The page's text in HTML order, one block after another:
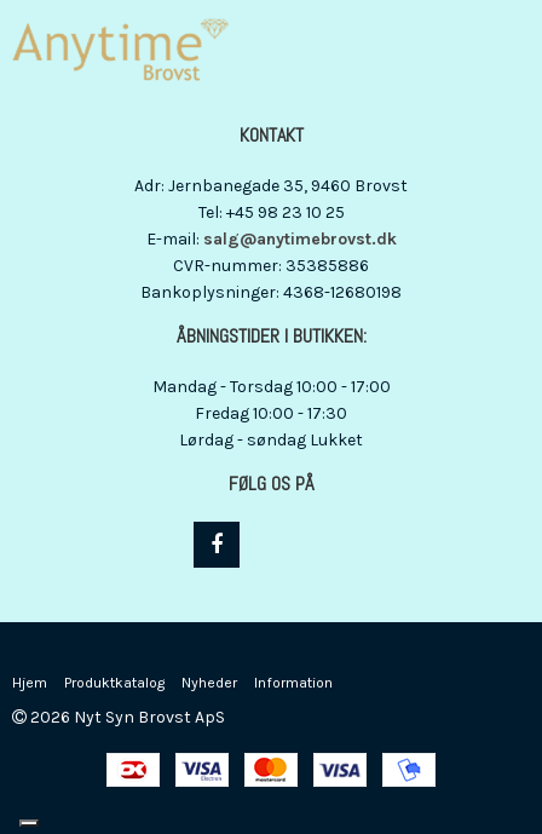
KONTAKT
Adr: Jernbanegade 35, 9460 Brovst
Tel: +45 98 23 10 25
E-mail: salg@anytimebrovst.dk
CVR-nummer: 35385886
Bankoplysninger: 4368-12680198
ÅBNINGSTIDER I BUTIKKEN:
Mandag - Torsdag 10:00 - 17:00
Fredag 10:00 - 17:30
Lørdag - søndag Lukket
FØLG OS PÅ
Hjem Produktkatalog Nyheder Information
2026 Nyt Syn Brovst ApS